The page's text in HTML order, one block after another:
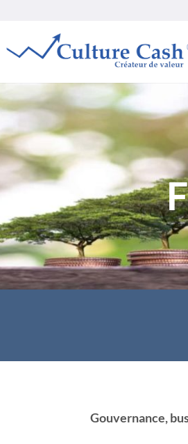
Gouvernance,